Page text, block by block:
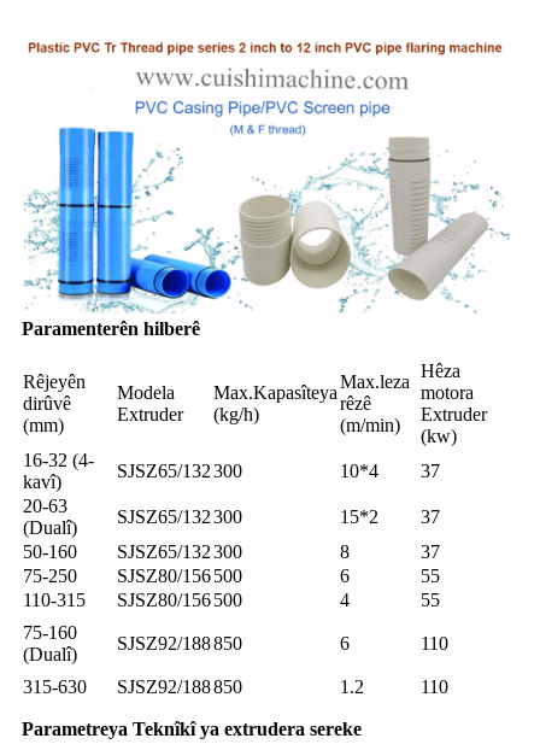
Paramenterên hilberê
Rêjeyên
dirûvê
(mm)
Modela
Extruder
Max.Kapasîteya
(kg/h)
Max.leza
rêzê
(m/min)
Hêza
motora
Extruder
(kw)
16-32 (4-
kavî)
SJSZ65/132300 10*4
37
20-63
(Dualî)
SJSZ65/132300 15*2
37
50-160
SJSZ65/132300 8
37
75-250
SJSZ80/156500 6
55
110-315
SJSZ80/156500 4
55
75-160
(Dualî)
SJSZ92/188850 6 110
315-630 SJSZ92/188850 1.2 110
Parametreya Teknîkî ya extrudera sereke